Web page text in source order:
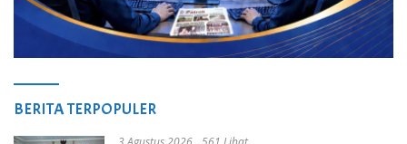
BERITA TERPOPULER